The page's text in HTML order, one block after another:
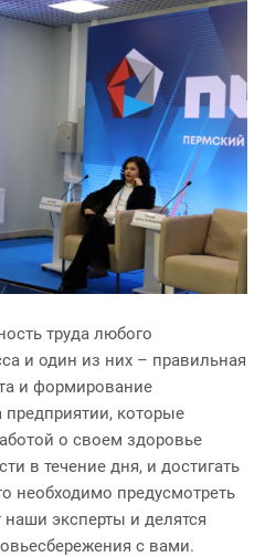
труда любого
и один из них – правильная
и формирование
которые
о своем здоровье
в течение дня, и достигать
необходимо предусмотреть
эксперты и делятся
с вами.